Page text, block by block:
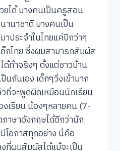
ยได้ บางคนเป็นครูสอน
านาชาติ บางคนเป็น
ประจำในไทยแค่ปีกว่าๆ
กไทย ซึ่งผมสามารถสัมผัส
ทำจริงๆ ตั้งแต่ชาวบ้าน
นกันเอง เด็กๆวิ่งเข้ามาก
ที่จะพูดผิดเหมือนนักเรียน
เรียน น้องๆหลายคน (7-
าษาอังกฤษได้ดีกว่านัก
โอกาสทุกอย่าง นี่คือ
ที่ผมสัมผัสได้แม้จะเป็น